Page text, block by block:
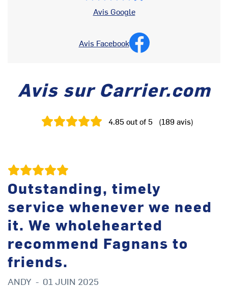
Avis Google
Avis Facebook
Avis sur Carrier.com
4.85out of 5 (189 avis)
Outstanding, timely
service whenever we need
it. We wholehearted
recommend Fagnans to
friends.
ANDY - 01 JUIN 2025